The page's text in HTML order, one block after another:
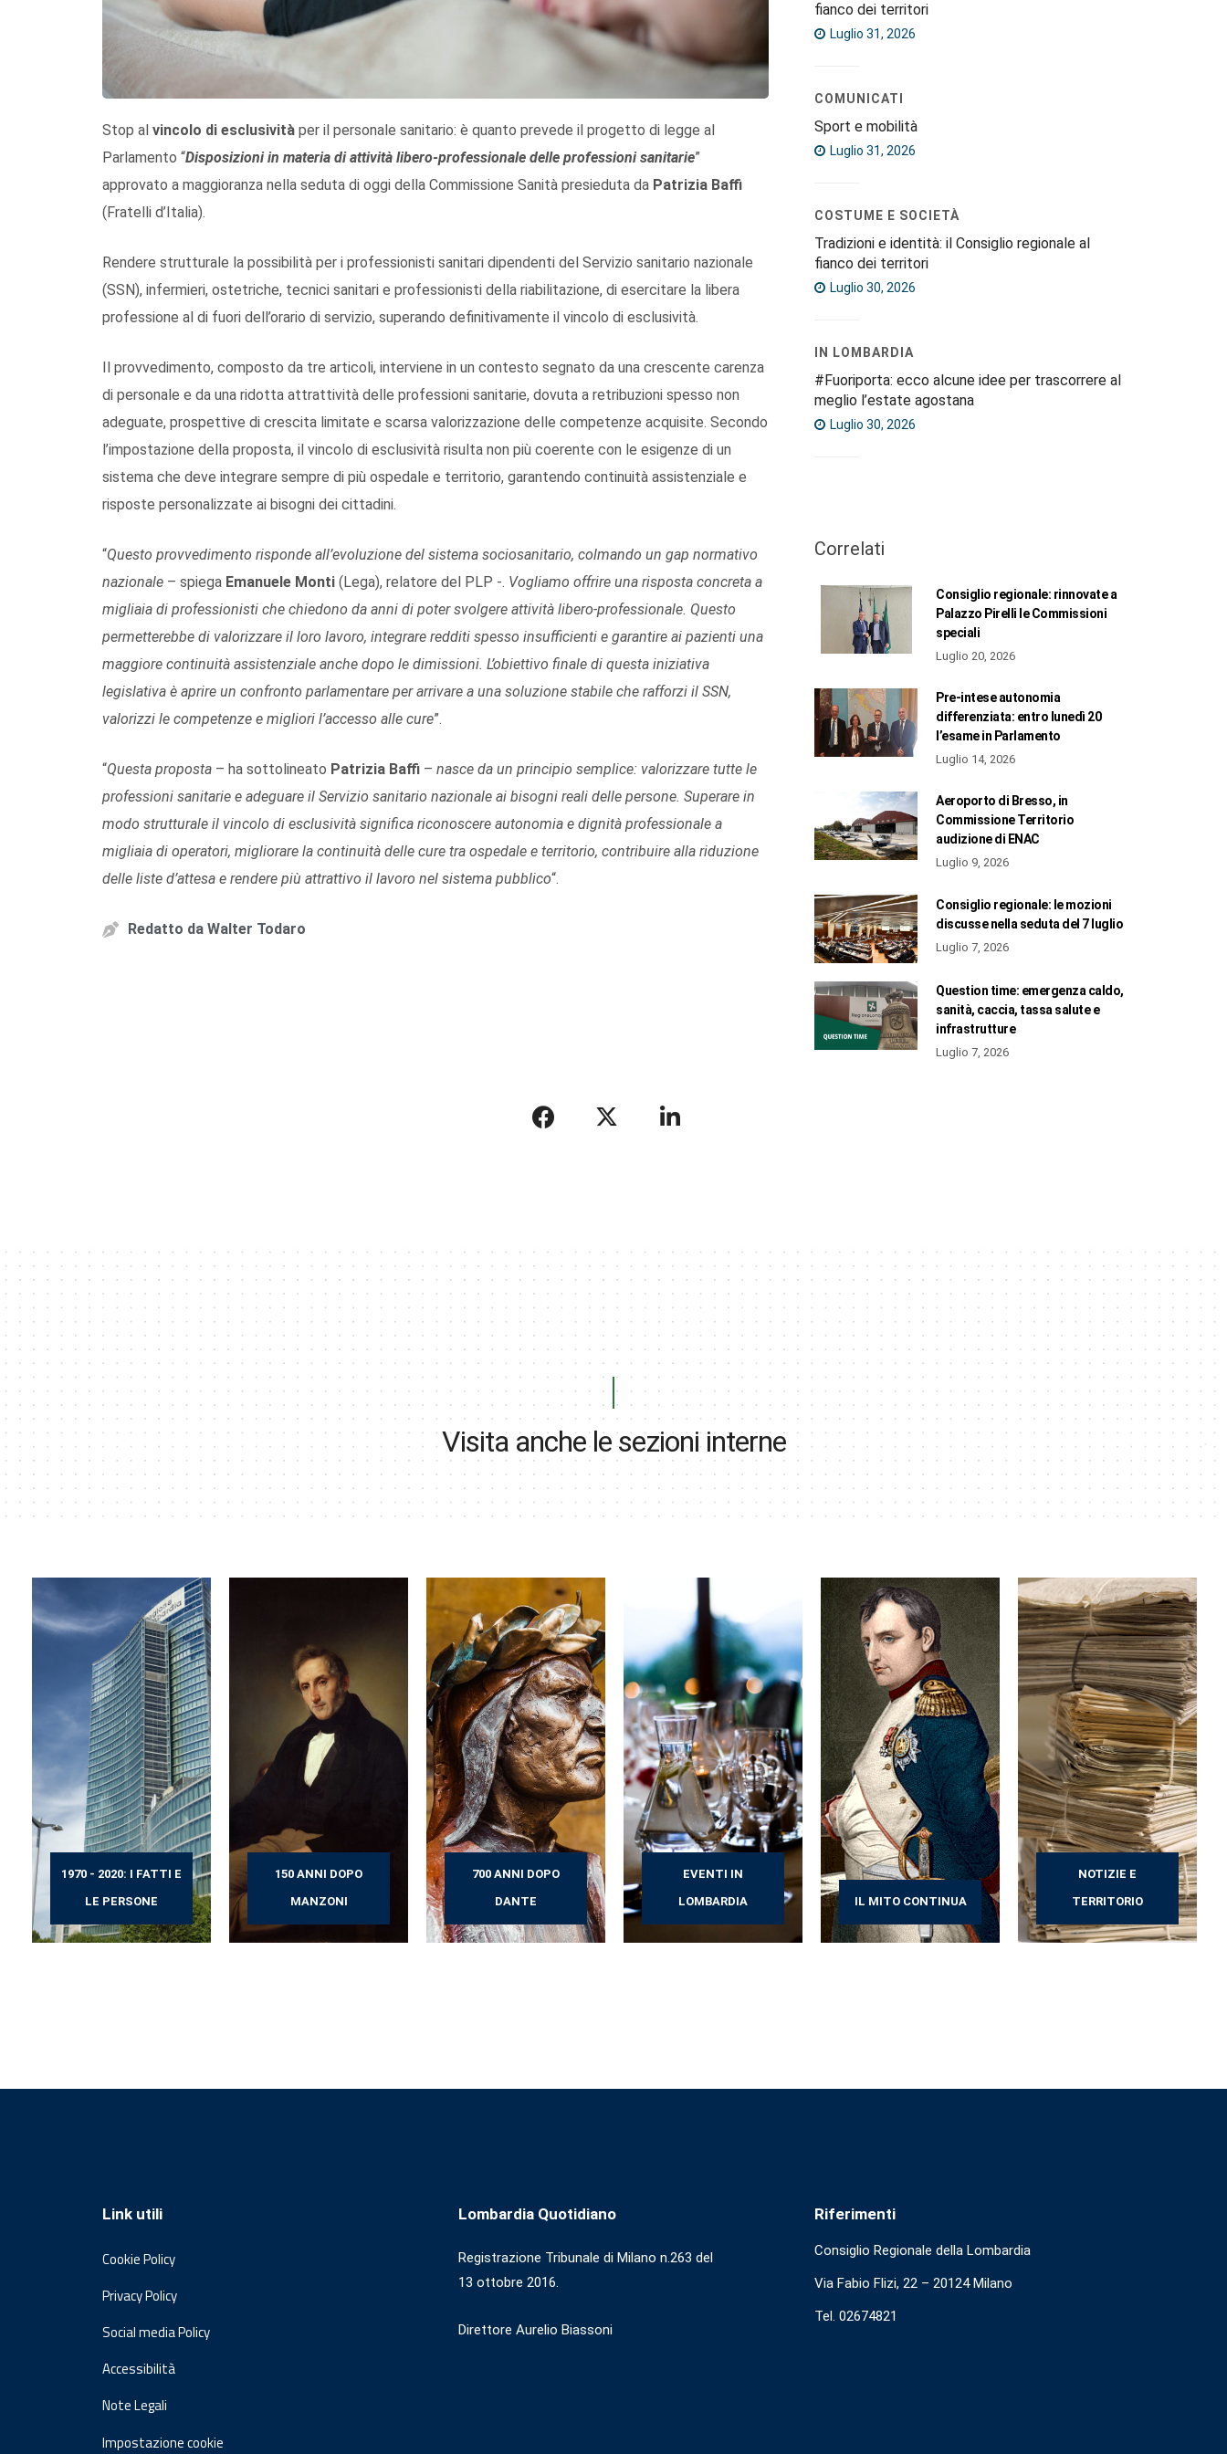
Stop al vincolo di esclusività per il personale sanitario: è quanto prevede il progetto di legge al
Parlamento “Disposizioni in materia di attività libero-professionale delle professioni sanitarie”
approvato a maggioranza nella seduta di oggi della Commissione Sanità presieduta da Patrizia Baffi
(Fratelli d’Italia).
Rendere strutturale la possibilità per i professionisti sanitari dipendenti del Servizio sanitario nazionale
(SSN), infermieri, ostetriche, tecnici sanitari e professionisti della riabilitazione, di esercitare la libera
professione al di fuori dell’orario di servizio, superando definitivamente il vincolo di esclusività.
Il provvedimento, composto da tre articoli, interviene in un contesto segnato da una crescente carenza
di personale e da una ridotta attrattività delle professioni sanitarie, dovuta a retribuzioni spesso non
adeguate, prospettive di crescita limitate e scarsa valorizzazione delle competenze acquisite. Secondo
l’impostazione della proposta, il vincolo di esclusività risulta non più coerente con le esigenze di un
sistema che deve integrare sempre di più ospedale e territorio, garantendo continuità assistenziale e
risposte personalizzate ai bisogni dei cittadini.
“Questo provvedimento risponde all’evoluzione del sistema sociosanitario, colmando un gap normativo
nazionale – spiega Emanuele Monti (Lega), relatore del PLP -. Vogliamo offrire una risposta concreta a
migliaia di professionisti che chiedono da anni di poter svolgere attività libero-professionale. Questo
permetterebbe di valorizzare il loro lavoro, integrare redditi spesso insufficienti e garantire ai pazienti una
maggiore continuità assistenziale anche dopo le dimissioni. L’obiettivo finale di questa iniziativa
legislativa è aprire un confronto parlamentare per arrivare a una soluzione stabile che rafforzi il SSN,
valorizzi le competenze e migliori l’accesso alle cure”.
“Questa proposta – ha sottolineato Patrizia Baffi – nasce da un principio semplice: valorizzare tutte le
professioni sanitarie e adeguare il Servizio sanitario nazionale ai bisogni reali delle persone. Superare in
modo strutturale il vincolo di esclusività significa riconoscere autonomia e dignità professionale a
migliaia di operatori, migliorare la continuità delle cure tra ospedale e territorio, contribuire alla riduzione
delle liste d’attesa e rendere più attrattivo il lavoro nel sistema pubblico“.
Redatto da Walter Todaro
fianco dei territori
Luglio 31, 2026
COMUNICATI
Sport e mobilità
Luglio 31, 2026
COSTUME E SOCIETÀ
Tradizioni e identità: il Consiglio regionale al
fianco dei territori
Luglio 30, 2026
IN LOMBARDIA
#Fuoriporta: ecco alcune idee per trascorrere al
meglio l’estate agostana
Luglio 30, 2026
Correlati
Consiglio regionale: rinnovate a
Palazzo Pirelli le Commissioni
speciali
Luglio 20, 2026
Pre-intese autonomia
differenziata: entro lunedì 20
l’esame in Parlamento
Luglio 14, 2026
Aeroporto di Bresso, in
Commissione Territorio
audizione di ENAC
Luglio 9, 2026
Consiglio regionale: le mozioni
discusse nella seduta del 7 luglio
Luglio 7, 2026
Question time: emergenza caldo,
sanità, caccia, tassa salute e
infrastrutture
Luglio 7, 2026
Visita anche le sezioni interne
1970 - 2020: I FATTI E
LE PERSONE
150 ANNI DOPO
MANZONI
700 ANNI DOPO
DANTE
EVENTI IN
LOMBARDIA
IL MITO CONTINUA
NOTIZIE E
TERRITORIO
Link utili
Cookie Policy
Privacy Policy
Social media Policy
Accessibilità
Note Legali
Impostazione cookie
Lombardia Quotidiano
Registrazione Tribunale di Milano n.263 del
13 ottobre 2016.
Direttore Aurelio Biassoni
Riferimenti
Consiglio Regionale della Lombardia
Via Fabio Flizi, 22 – 20124 Milano
Tel. 02674821